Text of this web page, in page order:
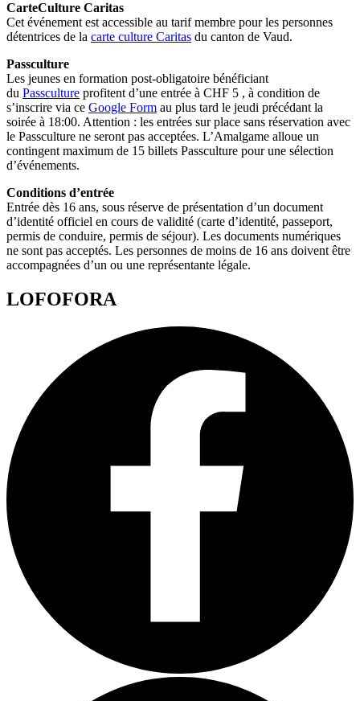
CarteCulture Caritas
Cet événement est accessible au tarif membre pour les personnes
détentrices de la carte culture Caritas du canton de Vaud.
Passculture
Les jeunes en formation post-obligatoire bénéficiant
du Passculture profitent d’une entrée à CHF 5 , à condition de
s’inscrire via ce Google Form au plus tard le jeudi précédant la
soirée à 18:00. Attention : les entrées sur place sans réservation avec
le Passculture ne seront pas acceptées. L’Amalgame alloue un
contingent maximum de 15 billets Passculture pour une sélection
d’événements.
Conditions d’entrée
Entrée dès 16 ans, sous réserve de présentation d’un document
d’identité officiel en cours de validité (carte d’identité, passeport,
permis de conduire, permis de séjour). Les documents numériques
ne sont pas acceptés. Les personnes de moins de 16 ans doivent être
accompagnées d’un ou une représentante légale.
LOFOFORA